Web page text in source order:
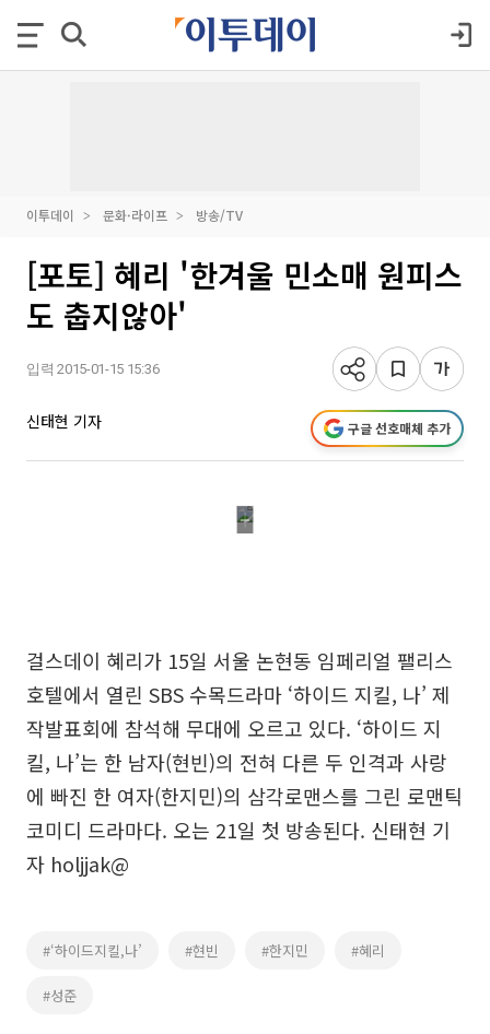
이투데이 문화·라이프 방송/TV
[포토] 혜리 '한겨울 민소매 원피스
도 춥지않아'
입력 2015-01-15 15:36
신태현 기자 구글 선호매체 추가
걸스데이 혜리가 15일 서울 논현동 임페리얼 팰리스
호텔에서 열린 SBS 수목드라마 ‘하이드 지킬, 나’ 제
작발표회에 참석해 무대에 오르고 있다. ‘하이드 지
킬, 나’는 한 남자(현빈)의 전혀 다른 두 인격과 사랑
에 빠진 한 여자(한지민)의 삼각로맨스를 그린 로맨틱
코미디 드라마다. 오는 21일 첫 방송된다. 신태현 기
자 holjjak@
#‘하이드지킬,나’ #현빈 #한지민 #혜리
#성준